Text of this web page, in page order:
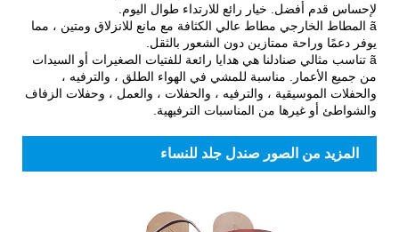
لإحساس قدم أفضل. خيار رائع للارتداء طوال اليوم.
ã المطاط الخارجي مطاط عالي الكثافة مع مانع للانزلاق ومتين ، مما
يوفر دعمًا وراحة ممتازين دون الشعور بالثقل.
ã تناسب مثالي صنادلنا هي هدايا رائعة للفتيات الصغيرات أو السيدات
من جميع الأعمار. مناسبة للمشي في الهواء الطلق ، والترفيه ،
والحفلات الموسيقية ، والترفيه ، والحفلات ، والعمل ، وحفلات الزفاف
والشواطئ أو غيرها من المناسبات الترفيهية.
المزيد من الصور صندل جلد للنساء